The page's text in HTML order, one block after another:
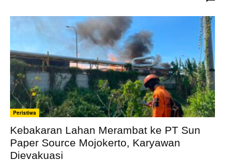
Peristiwa
Kebakaran Lahan Merambat ke PT Sun
Paper Source Mojokerto, Karyawan
Dievakuasi